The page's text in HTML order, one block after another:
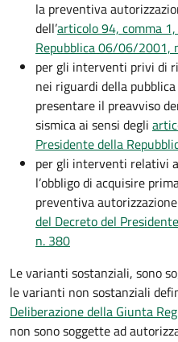
la preventiva
dell’articolo 94, comma
Repubblica 06/06/2001,
per gli interventi privi di
nei riguardi della
presentare il preavviso
sismica ai sensi degli
Presidente della
per gli interventi relativi
l’obbligo di acquisire
preventiva
del Decreto del
n. 380
Le varianti sostanziali, sono
le varianti non sostanziali
Deliberazione della Giunta
non sono soggette ad